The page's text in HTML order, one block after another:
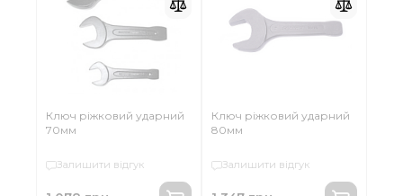
Ключ ріжковий ударний
70мм
Залишити відгук
Ключ ріжковий ударний
80мм
Залишити відгук